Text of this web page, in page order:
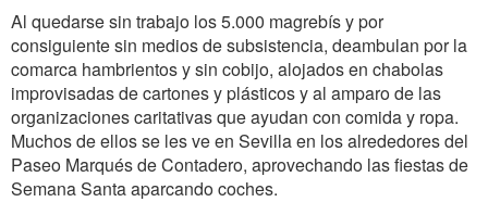
Al quedarse sin trabajo los 5.000 magrebís y por
consiguiente sin medios de subsistencia, deambulan por la
comarca hambrientos y sin cobijo, alojados en chabolas
improvisadas de cartones y plásticos y al amparo de las
organizaciones caritativas que ayudan con comida y ropa.
Muchos de ellos se les ve en Sevilla en los alrededores del
Paseo Marqués de Contadero, aprovechando las fiestas de
Semana Santa aparcando coches.